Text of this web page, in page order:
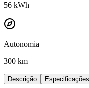
56 kWh
Autonomia
300 km
Descrição Especificações